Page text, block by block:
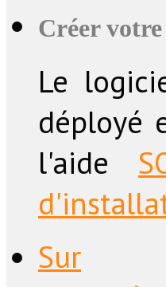
Créer
Le
déployé
l'aide
Sur